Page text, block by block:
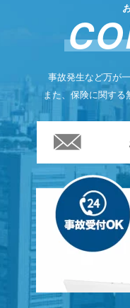
事故発生など万が
また、保険に関する